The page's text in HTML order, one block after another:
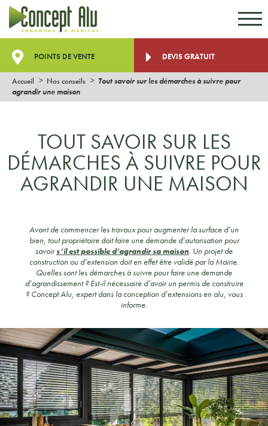
POINTS DE VENTE DEVIS GRATUIT
Accueil Nos conseils
Tout savoir sur les démarches à suivre pour
agrandir une maison
TOUT SAVOIR SUR LES
DÉMARCHES À SUIVRE POUR
AGRANDIR UNE MAISON
Avant de commencer les travaux pour augmenter la surface d’un
bien, tout propriétaire doit faire une demande d’autorisation pour
savoirs’il est possible d’agrandir sa maison. Un projet de
construction ou d’extension doit en effet être validé par la Mairie.
Quelles sont les démarches à suivre pour faire une demande
d’agrandissement ? Est-il nécessaire d’avoir un permis de construire
? Concept Alu, expert dans la conception d’extensions en alu, vous
informe.